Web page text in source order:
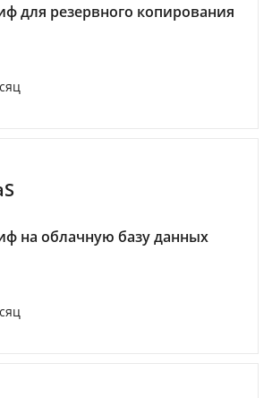
для резервного копирования
на облачную базу данных